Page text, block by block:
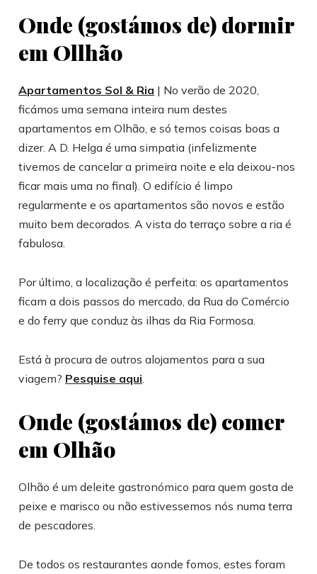
Onde (gostámos de) dormir
em Ollhão
Apartamentos Sol & Ria | No verão de 2020,
ficámos uma semana inteira num destes
apartamentos em Olhão, e só temos coisas boas a
dizer. A D. Helga é uma simpatia (infelizmente
tivemos de cancelar a primeira noite e ela deixou-nos
ficar mais uma no final). O edifício é limpo
regularmente e os apartamentos são novos e estão
muito bem decorados. A vista do terraço sobre a ria é
fabulosa.
Por último, a localização é perfeita: os apartamentos
ficam a dois passos do mercado, da Rua do Comércio
e do ferry que conduz às ilhas da Ria Formosa.
Está à procura de outros alojamentos para a sua
viagem? Pesquise aqui.
Onde (gostámos de) comer
em Olhão
Olhão é um deleite gastronómico para quem gosta de
peixe e marisco ou não estivessemos nós numa terra
de pescadores.
De todos os restaurantes aonde fomos, estes foram